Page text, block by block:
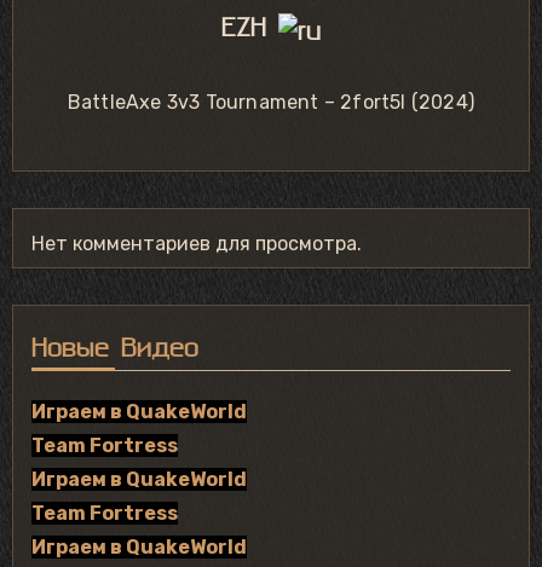
EZH
BattleAxe 3v3 Tournament – 2fort5l (2024)
Нет комментариев для просмотра.
Новые Видео
Играем в QuakeWorld
Team Fortress
Играем в QuakeWorld
Team Fortress
Играем в QuakeWorld